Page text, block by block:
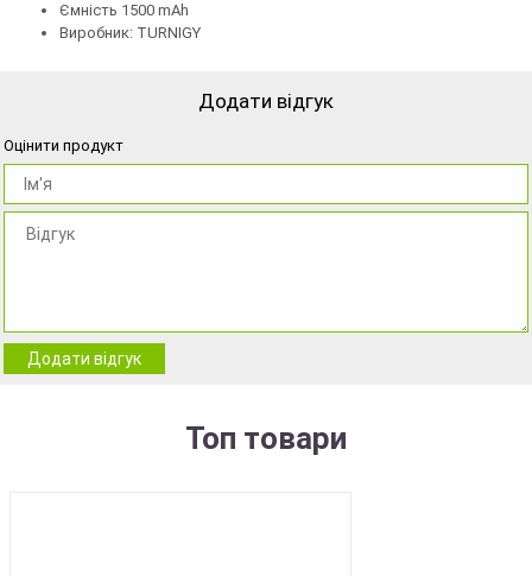
Ємність 1500 mAh
Виробник: TURNIGY
Додати відгук
Оцінити продукт
Додати відгук
Топ товари